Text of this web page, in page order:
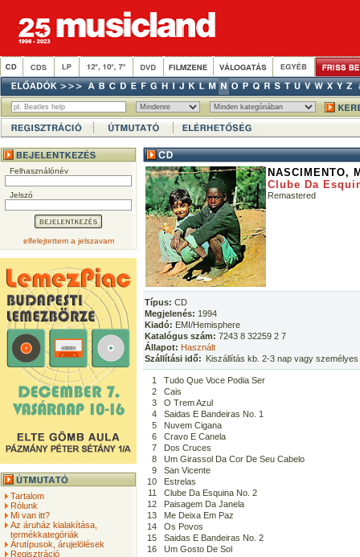
Felhasználónév
Jelszó
elfelejtettem a jelszavam
Tartalom
Rólunk
Mi van itt?
Az áruház kialakítása,
termékkategóriák
Árutípusok, árujelölések
Regisztráció
NASCIMENTO,
Clube Da
Remastered
Típus: CD
Megjelenés: 1994
Kiadó: EMI/Hemisphere
Katalógus szám: 7243 8 32259 2 7
Állapot: Használt
Szállítási idő: Kiszállítás kb. 2-3 nap vagy
1
Tudo Que Voce Podia Ser
2
Cais
3
O Trem Azul
4
Saidas E Bandeiras No. 1
5
Nuvem Cigana
6
Cravo E Canela
7
Dos Cruces
8
Um Girassol Da Cor De Seu Cabelo
9
San Vicente
10
Estrelas
11
Clube Da Esquina No. 2
12
Paisagem Da Janela
13
Me Deixa Em Paz
14
Os Povos
15
Saidas E Bandeiras No. 2
16
Um Gosto De Sol